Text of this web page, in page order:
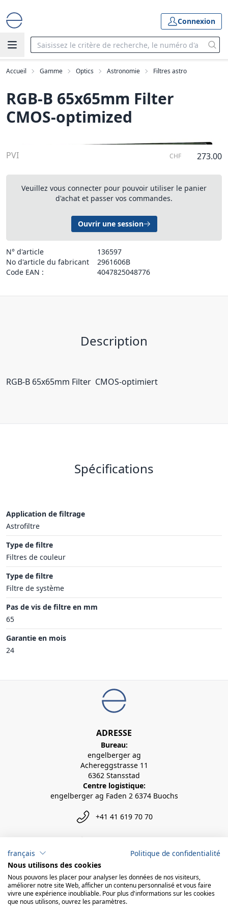
Connexion
Accueil Gamme Optics Astronomie Filtres astro
RGB-B 65x65mm Filter 
CMOS-optimized
PVI CHF 273.00
Veuillez vous connecter pour pouvoir utiliser le panier
d'achat et passer vos commandes.
Ouvrir une session
N° d'article
136597
No d'article du fabricant
2961606B
Code EAN :
4047825048776
Description
RGB-B 65x65mm Filter  CMOS-optimiert
Spécifications
Application de filtrage
Astrofiltre
Type de filtre
Filtres de couleur
Type de filtre
Filtre de système
Pas de vis de filtre en mm
65
Garantie en mois
24
ADRESSE
Bureau:
engelberger ag
Achereggstrasse 11
6362 Stansstad
Centre logistique:
engelberger ag Faden 2 6374 Buochs
+41 41 619 70 70
français
Politique de confidentialité
Nous utilisons des cookies
Nous pouvons les placer pour analyser les données de nos visiteurs,
améliorer notre site Web, afficher un contenu personnalisé et vous faire
vivre une expérience inoubliable. Pour plus d'informations sur les cookies
que nous utilisons, ouvrez les paramètres.